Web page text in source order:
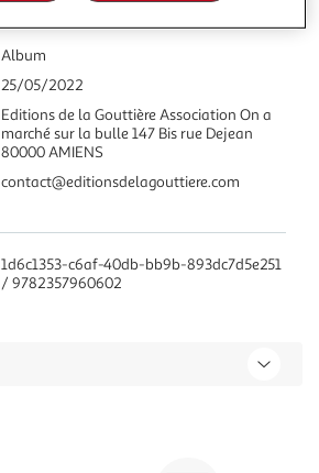
Album
25/05/2022
Editions de la Gouttière Association On a
marché sur la bulle 147 Bis rue Dejean
80000 AMIENS
contact@editionsdelagouttiere.com
1d6c1353-c6af-40db-bb9b-893dc7d5e251
/ 9782357960602